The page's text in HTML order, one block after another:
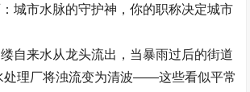
城市水脉的守护神，你的职称决定城市
自来水从龙头流出，当暴雨过后的街道
理厂将浊流变为清波——这些看似平常